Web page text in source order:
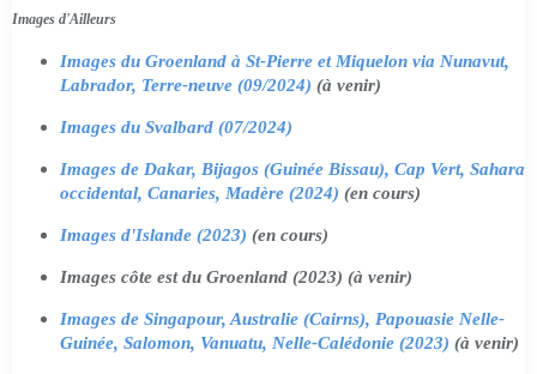
Images d'Ailleurs
Images du Groenland à St-Pierre et Miquelon via Nunavut,
Labrador, Terre-neuve (09/2024) (à venir)
Images du Svalbard (07/2024)
Images de Dakar, Bijagos (Guinée Bissau), Cap Vert, Sahara
occidental, Canaries, Madère (2024) (en cours)
Images d'Islande (2023) (en cours)
Images côte est du Groenland (2023) (à venir)
Images de Singapour, Australie (Cairns), Papouasie Nelle-
Guinée, Salomon, Vanuatu, Nelle-Calédonie (2023) (à venir)